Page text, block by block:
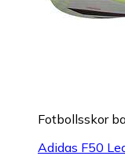
Fotbollsskor
Adidas F50